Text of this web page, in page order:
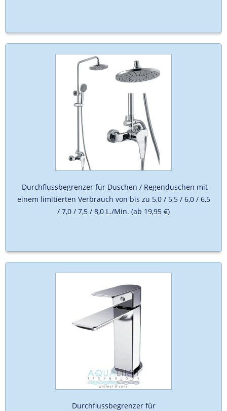
Durchflussbegrenzer für Duschen / Regenduschen mit
einem limitierten Verbrauch von bis zu 5,0 / 5,5 / 6,0 / 6,5
/ 7,0 / 7,5 / 8,0 L./Min. (ab 19,95 €)
Durchflussbegrenzer für